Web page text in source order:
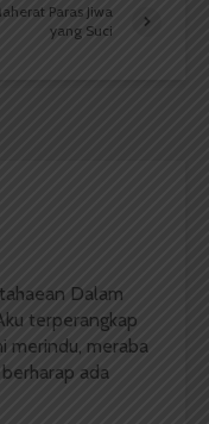
Paras Jiwa
yang Suci
Dalam
terperangkap
merindu, meraba
ada